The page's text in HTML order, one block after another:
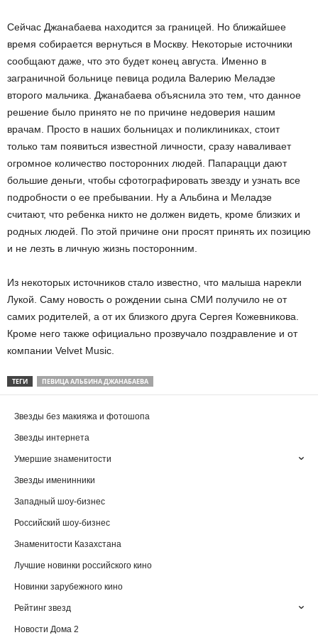
Сейчас Джанабаева находится за границей. Но ближайшее
время собирается вернуться в Москву. Некоторые источники
сообщают даже, что это будет конец августа. Именно в
заграничной больнице певица родила Валерию Меладзе
второго мальчика. Джанабаева объяснила это тем, что данное
решение было принято не по причине недоверия нашим
врачам. Просто в наших больницах и поликлиниках, стоит
только там появиться известной личности, сразу наваливает
огромное количество посторонних людей. Папарацци дают
большие деньги, чтобы сфотографировать звезду и узнать все
подробности о ее пребывании. Ну а Альбина и Меладзе
считают, что ребенка никто не должен видеть, кроме близких и
родных людей. По этой причине они просят принять их позицию
и не лезть в личную жизнь посторонним.
Из некоторых источников стало известно, что малыша нарекли
Лукой. Саму новость о рождении сына СМИ получило не от
самих родителей, а от их близкого друга Сергея Кожевникова.
Кроме него также официально прозвучало поздравление и от
компании Velvet Music.
ТЕГИ ПЕВИЦА АЛЬБИНА ДЖАНАБАЕВА
Звезды без макияжа и фотошопа
Звезды интернета
Умершие знаменитости
Звезды именинники
Западный шоу-бизнес
Российский шоу-бизнес
Знаменитости Казахстана
Лучшие новинки российского кино
Новинки зарубежного кино
Рейтинг звезд
Новости Дома 2